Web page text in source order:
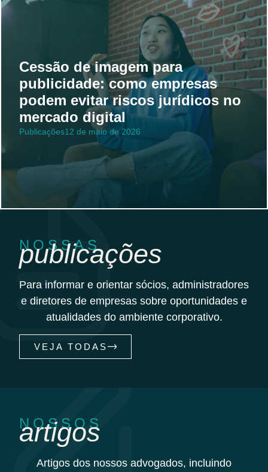
Cessão de imagem para
publicidade: como empresas
podem evitar riscos jurídicos no
mercado digital
Publicações12 de maio de 2026
NOSSAS
publicações
Para informar e orientar sócios, administradores
e diretores de empresas sobre oportunidades e
atualidades do ambiente corporativo.
VEJA TODAS
NOSSOS
artigos
Artigos dos nossos advogados, incluindo